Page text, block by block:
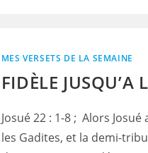
MES VERSETS DE LA SEMAINE
FIDÈLE JUSQU’A
Josué 22 : 1-8 ; Alors
les Gadites, et la demi-